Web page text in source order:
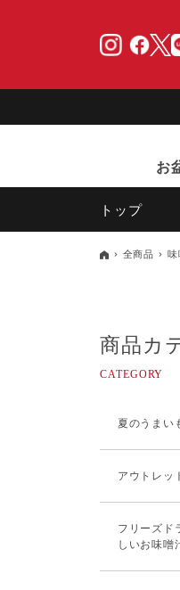
お
トップ
全商品 味
商品カ
夏のうまい
アウトレッ
フリーズド
しいお味噌